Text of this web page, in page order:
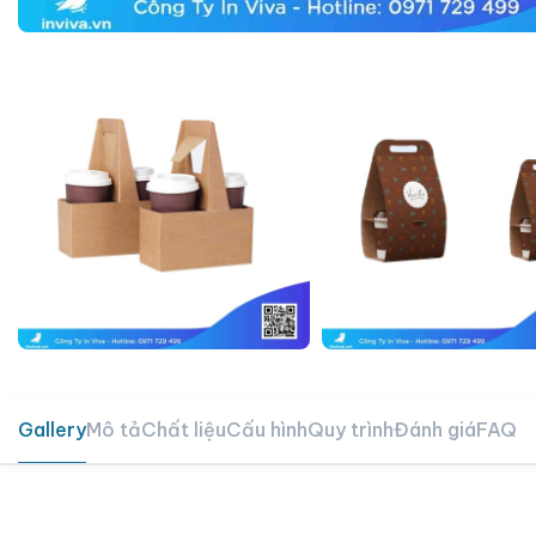
GalleryMô tảChất liệuCấu hìnhQuy trìnhĐánh giáFAQ